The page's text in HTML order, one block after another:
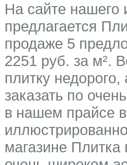
На сайте нашего
предлагается
продаже 5
2251 руб. за м².
плитку
заказать по
в нашем прайсе
магазине